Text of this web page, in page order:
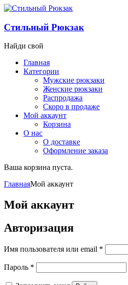
Стильный Рюкзак
Найди свой
Главная
Категории
Мужские рюкзаки
Женские рюкзаки
Распродажа
Скоро в продаже
Мой аккаунт
Корзина
О нас
О доставке
Оформление заказа
Ваша корзина пуста.
ГлавнаяМой аккаунт
Мой аккаунт
Авторизация
Имя пользователя или email *
Пароль *